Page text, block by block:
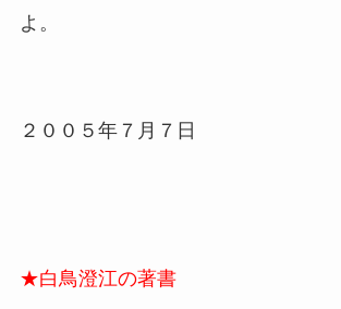
よ。
２００５年７月７日
★白鳥澄江の著書